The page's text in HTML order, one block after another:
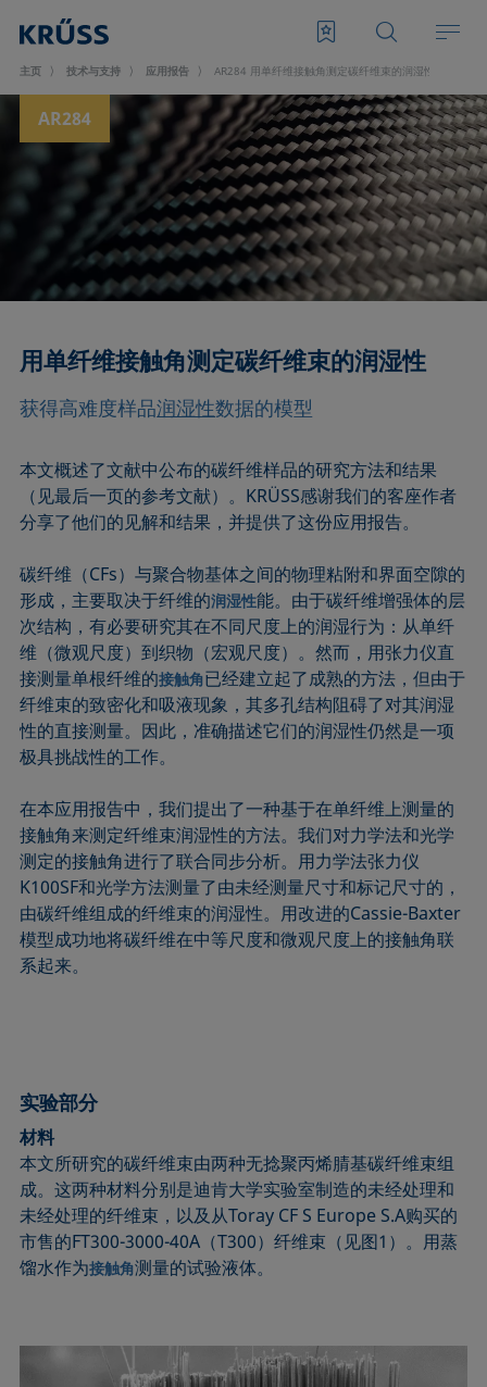
主页 技术与支持 应用报告 AR284 用单纤维接触角测定碳纤维束的润湿性
AR284
用单纤维接触角测定碳纤维束的润湿性
获得高难度样品润湿性数据的模型
本文概述了文献中公布的碳纤维样品的研究方法和结果
（见最后一页的参考文献）。KRÜSS感谢我们的客座作者
分享了他们的见解和结果，并提供了这份应用报告。
碳纤维（CFs）与聚合物基体之间的物理粘附和界面空隙的
形成，主要取决于纤维的润湿性能。由于碳纤维增强体的层
次结构，有必要研究其在不同尺度上的润湿行为：从单纤
维（微观尺度）到织物（宏观尺度）。然而，用张力仪直
接测量单根纤维的接触角已经建立起了成熟的方法，但由于
纤维束的致密化和吸液现象，其多孔结构阻碍了对其润湿
性的直接测量。因此，准确描述它们的润湿性仍然是一项
极具挑战性的工作。
在本应用报告中，我们提出了一种基于在单纤维上测量的
接触角来测定纤维束润湿性的方法。我们对力学法和光学
测定的接触角进行了联合同步分析。用力学法张力仪
K100SF和光学方法测量了由未经测量尺寸和标记尺寸的，
由碳纤维组成的纤维束的润湿性。用改进的Cassie-Baxter
模型成功地将碳纤维在中等尺度和微观尺度上的接触角联
系起来。
实验部分
材料
本文所研究的碳纤维束由两种无捻聚丙烯腈基碳纤维束组
成。这两种材料分别是迪肯大学实验室制造的未经处理和
未经处理的纤维束，以及从Toray CF S Europe S.A购买的
市售的FT300-3000-40A（T300）纤维束（见图1）。用蒸
馏水作为接触角测量的试验液体。